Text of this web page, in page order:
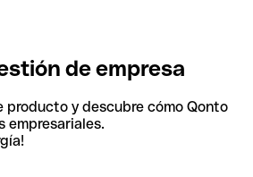
de empresa
y descubre cómo Qonto
empresariales.